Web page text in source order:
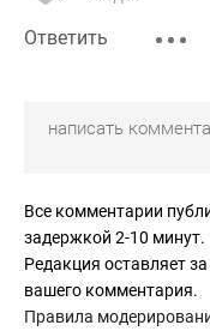
Ответить
Все комментарии
задержкой 2-10 минут.
Редакция оставляет
вашего комментария.
Правила